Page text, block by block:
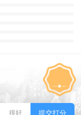
很好 提交打分